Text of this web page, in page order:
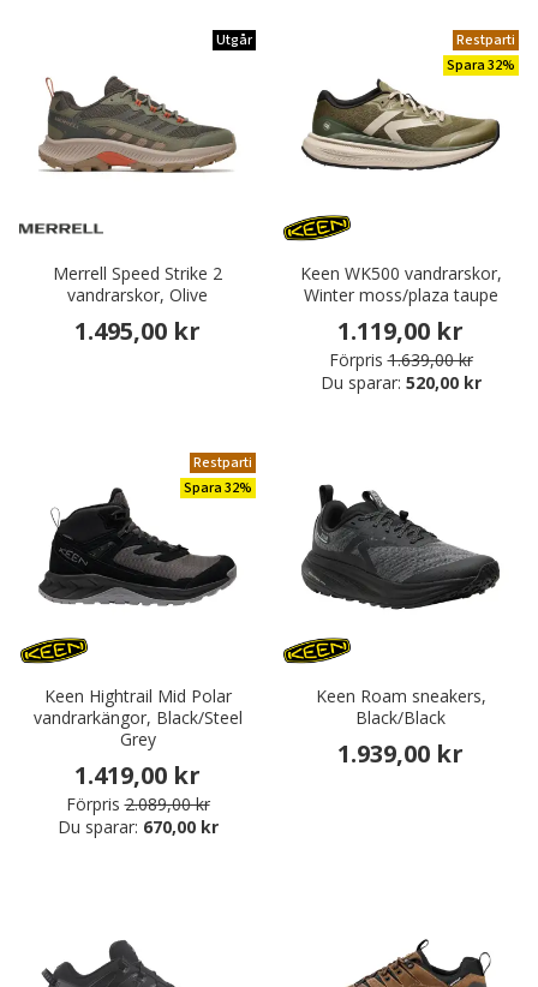
Utgår
Merrell Speed Strike 2
vandrarskor, Olive
1.495,00 kr
Restparti
Spara 32%
Keen WK500 vandrarskor,
Winter moss/plaza taupe
1.119,00 kr
Förpris 1.639,00 kr
Du sparar: 520,00 kr
Restparti
Spara 32%
Keen Hightrail Mid Polar
vandrarkängor, Black/Steel
Grey
1.419,00 kr
Förpris 2.089,00 kr
Du sparar: 670,00 kr
Keen Roam sneakers,
Black/Black
1.939,00 kr